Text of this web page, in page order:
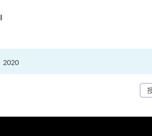
2020
搜
尋
片